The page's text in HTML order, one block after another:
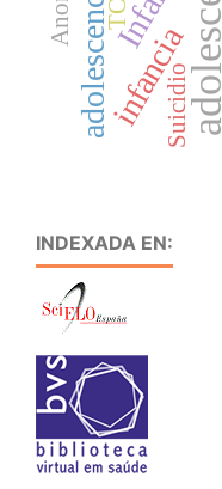
adolescenciainfancia
Suicidio
INDEXADA EN: